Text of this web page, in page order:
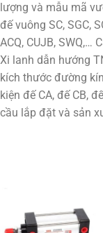
lượng và mẫu mã
đế vuông SC, SGC,
ACQ, CUJB, SWQ,…
Xi lanh dẫn hướng
kích thước đường
kiện đế CA, đế CB,
cầu lắp đặt và sản